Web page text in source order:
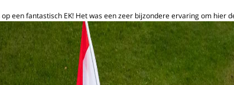
een fantastisch EK! Het was een zeer bijzondere ervaring om hier